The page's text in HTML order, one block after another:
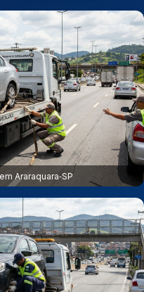
Araraquara‑SP